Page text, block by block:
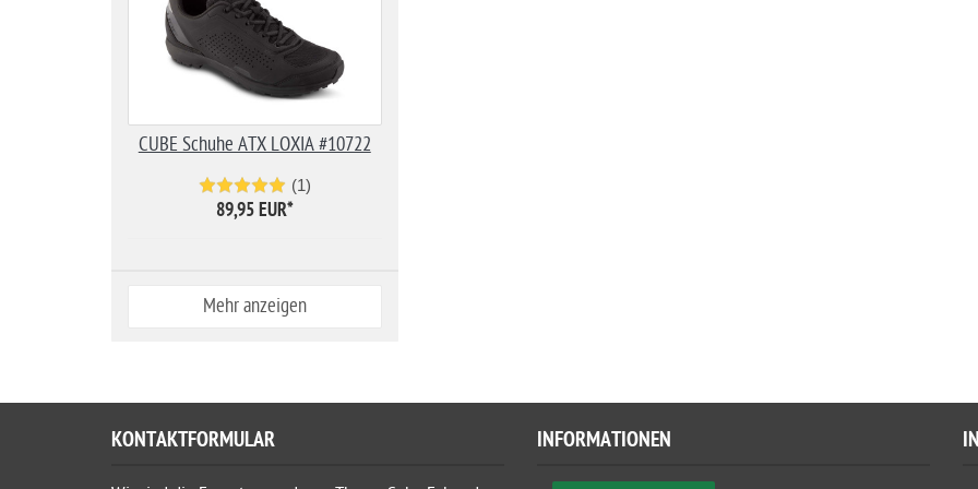
CUBE Schuhe ATX LOXIA #10722
(1)
89,95 EUR*
Mehr anzeigen
KONTAKTFORMULAR INFORMATIONEN